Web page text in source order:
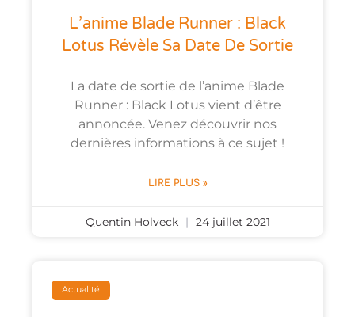
L’anime Blade Runner : Black
Lotus Révèle Sa Date De Sortie
La date de sortie de l’anime Blade
Runner : Black Lotus vient d’être
annoncée. Venez découvrir nos
dernières informations à ce sujet !
LIRE PLUS »
Quentin Holveck 24 juillet 2021
Actualité